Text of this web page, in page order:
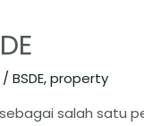
/BSDE,property
sebagai salah